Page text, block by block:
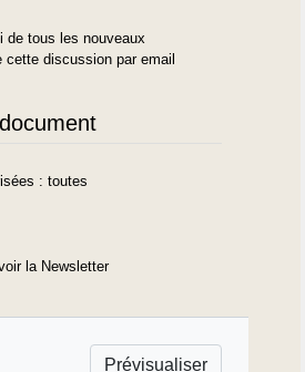
de tous les nouveaux
cette discussion par email
: toutes
la Newsletter